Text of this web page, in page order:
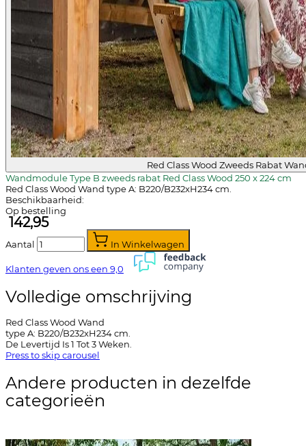
Red Class Wood Zweeds Rabat
Wandmodule Type B zweeds rabat Red Class Wood 250 x 224 cm
Red Class Wood Wand type A: B220/B232xH234 cm.
Beschikbaarheid:
Op bestelling
142,95
Aantal In Winkelwagen
Klanten geven ons een 9,0
Volledige omschrijving
Red Class Wood Wand
type A: B220/B232xH234 cm.
De Levertijd Is 1 Tot 3 Weken.
Press to skip carousel
Andere producten in dezelfde
categorieën